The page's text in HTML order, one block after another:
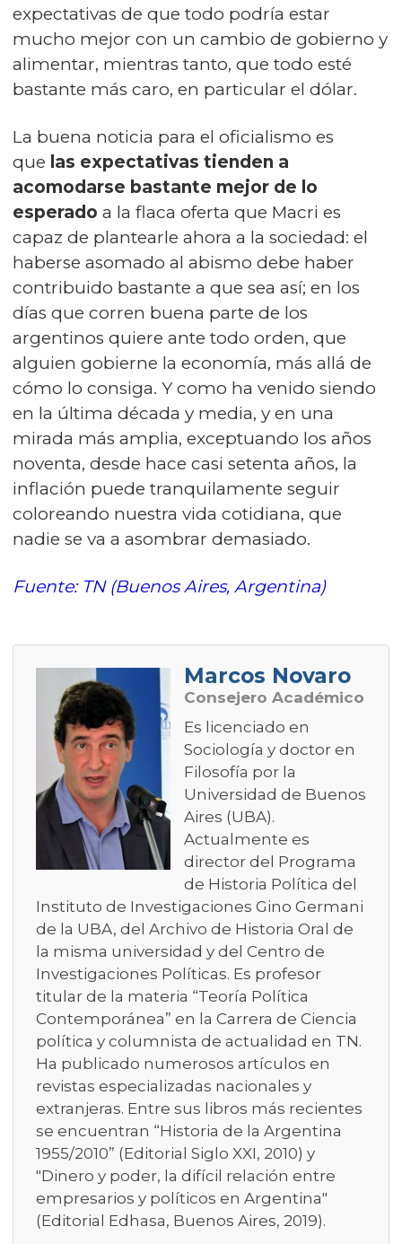
expectativas de que todo podría estar
mucho mejor con un cambio de gobierno y
alimentar, mientras tanto, que todo esté
bastante más caro, en particular el dólar.
La buena noticia para el oficialismo es
que las expectativas tienden a
acomodarse bastante mejor de lo
esperado a la flaca oferta que Macri es
capaz de plantearle ahora a la sociedad: el
haberse asomado al abismo debe haber
contribuido bastante a que sea así; en los
días que corren buena parte de los
argentinos quiere ante todo orden, que
alguien gobierne la economía, más allá de
cómo lo consiga. Y como ha venido siendo
en la última década y media, y en una
mirada más amplia, exceptuando los años
noventa, desde hace casi setenta años, la
inflación puede tranquilamente seguir
coloreando nuestra vida cotidiana, que
nadie se va a asombrar demasiado.
Fuente: TN (Buenos Aires, Argentina)
Marcos Novaro
Consejero Académico
Es licenciado en
Sociología y doctor en
Filosofía por la
Universidad de Buenos
Aires (UBA).
Actualmente es
director del Programa
de Historia Política del
Instituto de Investigaciones Gino Germani
de la UBA, del Archivo de Historia Oral de
la misma universidad y del Centro de
Investigaciones Políticas. Es profesor
titular de la materia “Teoría Política
Contemporánea” en la Carrera de Ciencia
política y columnista de actualidad en TN.
Ha publicado numerosos artículos en
revistas especializadas nacionales y
extranjeras. Entre sus libros más recientes
se encuentran “Historia de la Argentina
1955/2010” (Editorial Siglo XXI, 2010) y
"Dinero y poder, la difícil relación entre
empresarios y políticos en Argentina"
(Editorial Edhasa, Buenos Aires, 2019).